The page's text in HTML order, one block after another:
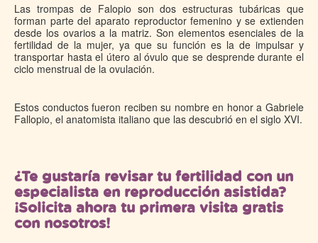
Las trompas de Falopio son dos estructuras tubáricas que
forman parte del aparato reproductor femenino y se extienden
desde los ovarios a la matriz. Son elementos esenciales de la
fertilidad de la mujer, ya que su función es la de impulsar y
transportar hasta el útero al óvulo que se desprende durante el
ciclo menstrual de la ovulación.
Estos conductos fueron reciben su nombre en honor a Gabriele
Fallopio, el anatomista italiano que las descubrió en el siglo XVI.
¿Te gustaría revisar tu fertilidad con un
especialista en reproducción asistida?
¡Solicita ahora tu primera visita gratis
con nosotros!